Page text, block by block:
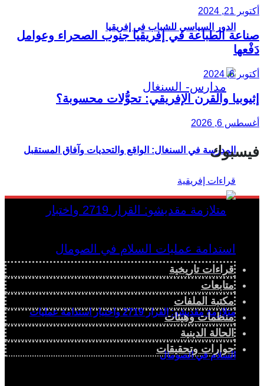
الدور السياسي للشباب في إفريقيا
المدرسة في السنغال: الواقع والتحديات وآفاق المستقبل
متلازمة مقديشو: القرار 2719 واختبار استدامة عمليات
السلام في الصومال
أكتوبر 21, 2024
صناعة الطباعة في إفريقيا جنوب الصحراء وعوامل
دَفْعها
أكتوبر 6, 2024
إثيوبيا والقرن الإفريقي: تحوُّلات محسوبة؟
أغسطس 6, 2026
فيسبوك
قراءات تاريخية
متابعات
مكتبة الملفات
منظمات وهيئات
الحالة الدينية
حوارات وتحقيقات